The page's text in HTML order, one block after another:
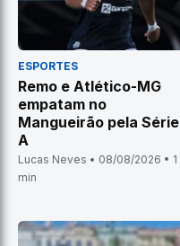
ESPORTES
Remo e Atlético-MG
empatam no
Mangueirão pela Série
A
Lucas Neves • 08/08/2026 • 1
min